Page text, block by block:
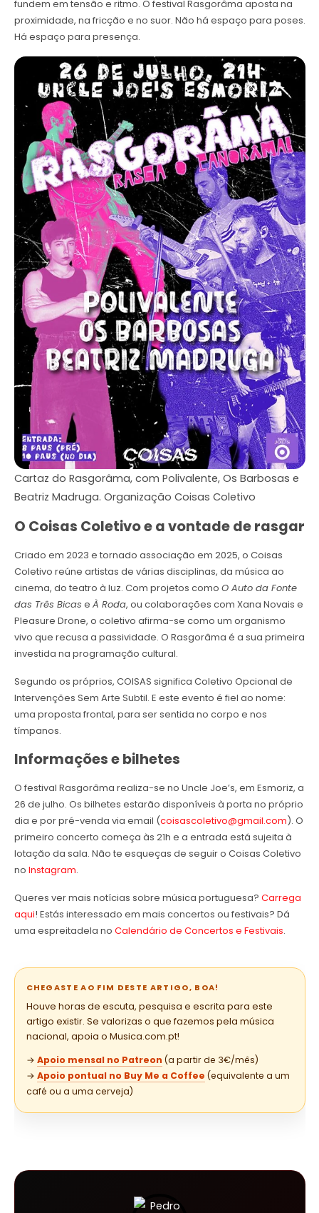
fundem em tensão e ritmo. O festival Rasgorâma aposta na
proximidade, na fricção e no suor. Não há espaço para poses.
Há espaço para presença.
Cartaz do Rasgorâma, com Polivalente, Os Barbosas e
Beatriz Madruga. Organização Coisas Coletivo
O Coisas Coletivo e a vontade de rasgar
Criado em 2023 e tornado associação em 2025, o Coisas
Coletivo reúne artistas de várias disciplinas, da música ao
cinema, do teatro à luz. Com projetos como O Auto da Fonte
das Três Bicas e À Roda, ou colaborações com Xana Novais e
Pleasure Drone, o coletivo afirma-se como um organismo
vivo que recusa a passividade. O Rasgorâma é a sua primeira
investida na programação cultural.
Segundo os próprios, COISAS significa Coletivo Opcional de
Intervenções Sem Arte Subtil. E este evento é fiel ao nome:
uma proposta frontal, para ser sentida no corpo e nos
tímpanos.
Informações e bilhetes
O festival Rasgorâma realiza-se no Uncle Joe’s, em Esmoriz, a
26 de julho. Os bilhetes estarão disponíveis à porta no próprio
dia e por pré-venda via email (coisascoletivo@gmail.com). O
primeiro concerto começa às 21h e a entrada está sujeita à
lotação da sala. Não te esqueças de seguir o Coisas Coletivo
no Instagram.
Queres ver mais notícias sobre música portuguesa? Carrega
aqui! Estás interessado em mais concertos ou festivais? Dá
uma espreitadela no Calendário de Concertos e Festivais.
CHEGASTE AO FIM DESTE ARTIGO, BOA!
Houve horas de escuta, pesquisa e escrita para este
artigo existir. Se valorizas o que fazemos pela música
nacional, apoia o Musica.com.pt!
→ Apoio mensal no Patreon (a partir de 3€/mês)
→ Apoio pontual no Buy Me a Coffee (equivalente a um
café ou a uma cerveja)